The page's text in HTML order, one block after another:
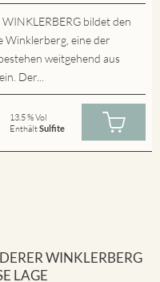
WINKLERBERG bildet den
Winklerberg, eine der
weitgehend aus
Der...
13.5 % Vol
EnthältSulfite
WINKLERBERG
LAGE